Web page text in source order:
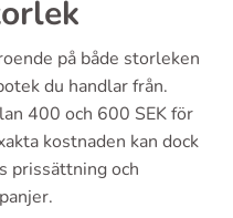
på både storleken
du handlar från.
400 och 600 SEK för
kostnaden kan dock
prissättning och